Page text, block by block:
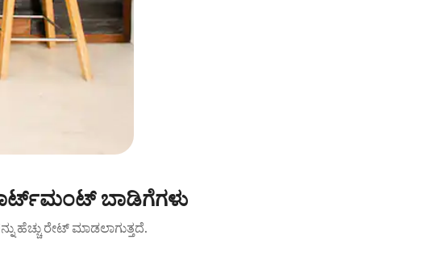
ಬಾಡಿಗೆಗಳು
ಹೆಚ್ಚು ರೇಟ್ ಮಾಡಲಾಗುತ್ತದೆ.